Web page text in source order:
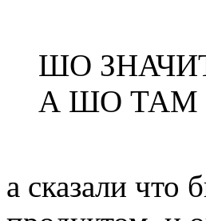
ШО
А ШО ТАМ
а сказали что